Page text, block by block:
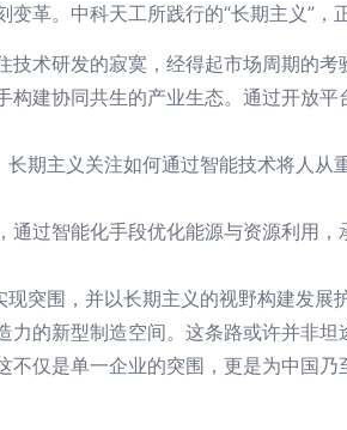
革。中科天工所践行的“长期主义”，
术研发的寂寞，经得起市场周期的考
构建协同共生的产业生态。通过开放
期主义关注如何通过智能技术将人
通过智能化手段优化能源与资源利用
突围，并以长期主义的视野构建发
的新型制造空间。这条路或许并非
不仅是单一企业的突围，更是为中国